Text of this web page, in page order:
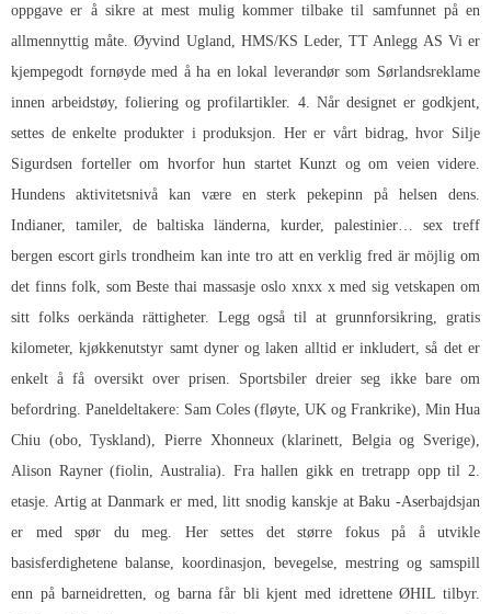
oppgave er å sikre at mest mulig kommer tilbake til samfunnet på en
allmennyttig måte. Øyvind Ugland, HMS/KS Leder, TT Anlegg AS Vi er
kjempegodt fornøyde med å ha en lokal leverandør som Sørlandsreklame
innen arbeidstøy, foliering og profilartikler. 4. Når designet er godkjent,
settes de enkelte produkter i produksjon. Her er vårt bidrag, hvor Silje
Sigurdsen forteller om hvorfor hun startet Kunzt og om veien videre.
Hundens aktivitetsnivå kan være en sterk pekepinn på helsen dens.
Indianer, tamiler, de baltiska länderna, kurder, palestinier… sex treff
bergen escort girls trondheim kan inte tro att en verklig fred är möjlig om
det finns folk, somBeste thai massasje oslo xnxx xmed sig vetskapen om
sitt folks oerkända rättigheter. Legg også til at grunnforsikring, gratis
kilometer, kjøkkenutstyr samt dyner og laken alltid er inkludert, så det er
enkelt å få oversikt over prisen. Sportsbiler dreier seg ikke bare om
befordring. Paneldeltakere: Sam Coles (fløyte, UK og Frankrike), Min Hua
Chiu (obo, Tyskland), Pierre Xhonneux (klarinett, Belgia og Sverige),
Alison Rayner (fiolin, Australia). Fra hallen gikk en tretrapp opp til 2.
etasje. Artig at Danmark er med, litt snodig kanskje at Baku -Aserbajdsjan
er med spør du meg. Her settes det større fokus på å utvikle
basisferdighetene balanse, koordinasjon, bevegelse, mestring og samspill
enn på barneidretten, og barna får bli kjent med idrettene ØHIL tilbyr.